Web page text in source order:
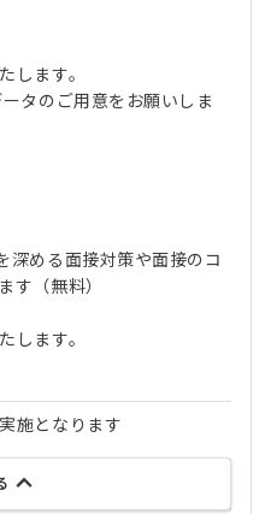
します。
タのご用意をお願いしま
深める面接対策や面接のコ
す（無料）
します。
施となります